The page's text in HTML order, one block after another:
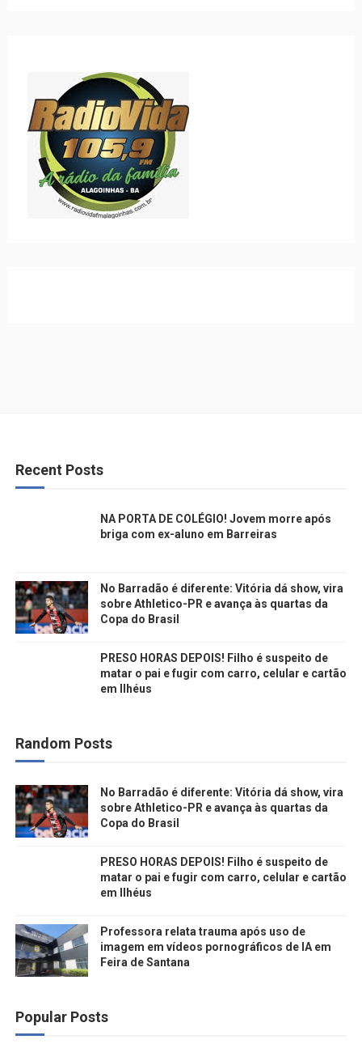
Recent Posts
NA PORTA DE COLÉGIO! Jovem morre após
briga com ex-aluno em Barreiras
No Barradão é diferente: Vitória dá show, vira
sobre Athletico-PR e avança às quartas da
Copa do Brasil
PRESO HORAS DEPOIS! Filho é suspeito de
matar o pai e fugir com carro, celular e cartão
em Ilhéus
Random Posts
No Barradão é diferente: Vitória dá show, vira
sobre Athletico-PR e avança às quartas da
Copa do Brasil
PRESO HORAS DEPOIS! Filho é suspeito de
matar o pai e fugir com carro, celular e cartão
em Ilhéus
Professora relata trauma após uso de
imagem em vídeos pornográficos de IA em
Feira de Santana
Popular Posts